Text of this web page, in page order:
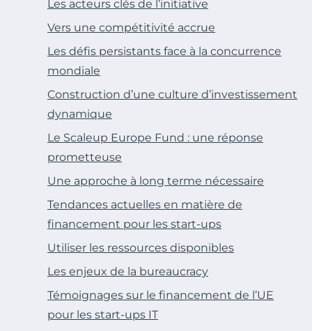
Les acteurs clés de l’initiative
Vers une compétitivité accrue
Les défis persistants face à la concurrence
mondiale
Construction d’une culture d’investissement
dynamique
Le Scaleup Europe Fund : une réponse
prometteuse
Une approche à long terme nécessaire
Tendances actuelles en matière de
financement pour les start-ups
Utiliser les ressources disponibles
Les enjeux de la bureaucracy
Témoignages sur le financement de l’UE
pour les start-ups IT